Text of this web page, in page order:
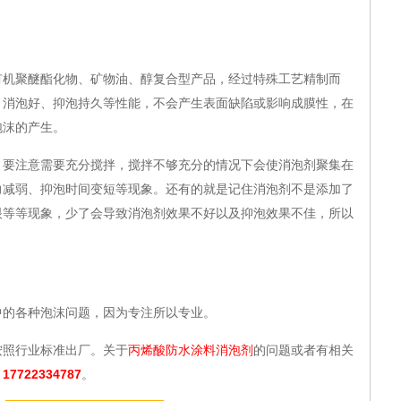
醚酯化物、矿物油、醇复合型产品，经过特殊工艺精制而
泡好、抑泡持久等性能，不会产生表面缺陷或影响成膜性，在
的产生。
意需要充分搅拌，搅拌不够充分的情况下会使消泡剂聚集在
弱、抑泡时间变短等现象。还有的就是记住消泡剂不是添加了
等现象，少了会导致消泡剂效果不好以及抑泡效果不佳，所以
种泡沫问题，因为专注所以专业。
行业标准出厂。关于丙烯酸防水涂料消泡剂 的问题或者有相关
17722334787。